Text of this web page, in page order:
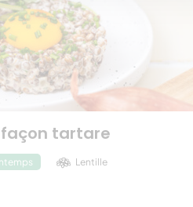
façon tartare
Lentille